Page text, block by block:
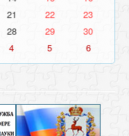
21 22
23
28 29
30
4 5 6